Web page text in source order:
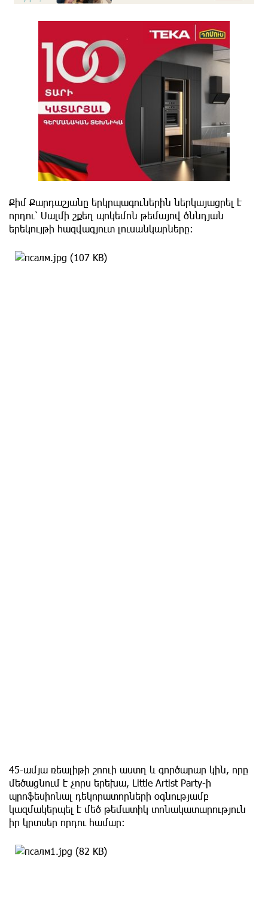
Քիմ Քարդաշյանը երկրպագուներին ներկայացրել է
որդու՝ Սալմի շքեղ պոկեմոն թեմայով ծննդյան
երեկույթի հազվագյուտ լուսանկարները։
45-ամյա ռեալիթի շոուի աստղ և գործարար կին, որը
մեծացնում է չորս երեխա, Little Artist Party-ի
պրոֆեսիոնալ դեկորատորների օգնությամբ
կազմակերպել է մեծ թեմատիկ տոնակատարություն
իր կրտսեր որդու համար։